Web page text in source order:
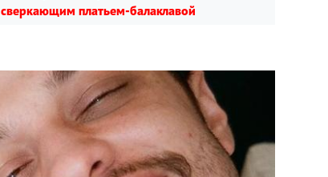
сверкающим платьем-балаклавой